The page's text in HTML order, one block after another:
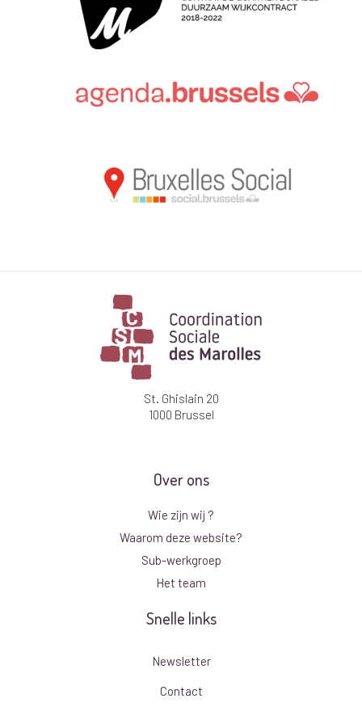
St. Ghislain 20
1000 Brussel
Over ons
Wie zijn wij ?
Waarom deze website?
Sub-werkgroep
Het team
Snelle links
Newsletter
Contact